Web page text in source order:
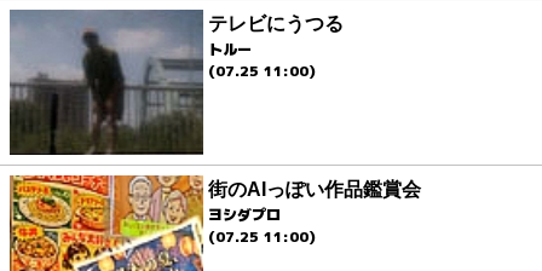
テレビにうつる
トルー
(07.25 11:00)
街のAIっぽい作品鑑賞会
ヨシダプロ
(07.25 11:00)